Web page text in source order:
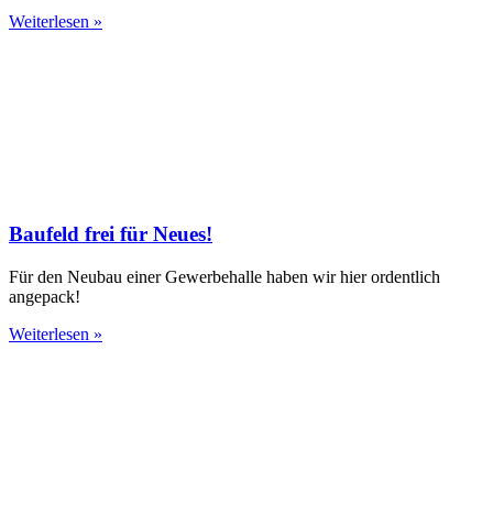
Weiterlesen »
Baufeld frei für Neues!
Für den Neubau einer Gewerbehalle haben wir hier ordentlich
angepack!
Weiterlesen »